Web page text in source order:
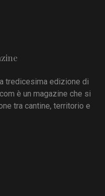
tredicesima edizione di
è un magazine che si
tra cantine, territorio e